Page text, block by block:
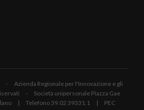
- Azienda Regionale per l'Innovazione e gli
- Società unipersonale Piazza Gae
| Telefono 39.02 39331.1 | PEC